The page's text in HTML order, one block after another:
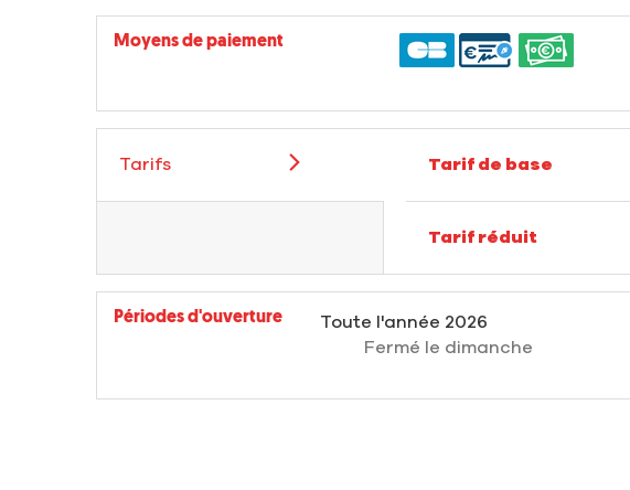
Moyens de paiement
Tarifs Tarif de base
Tarif réduit
Périodes d'ouverture
Toute l'année 2026
Fermé
le dimanche